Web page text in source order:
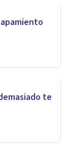
te